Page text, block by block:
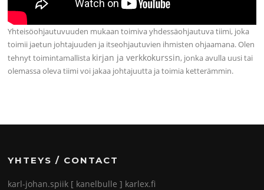
Yhteisöohjautuvuuden mukaan toimiva yhdessäohjautuva tiimi, joka
toimii jaetun johtajuuden ja itseohjautuvien ihmisten ohjaamana. Olen
tehnyt toimintamallista kirjan ja verkkokurssin, jonka avulla uusi tai
olemassa oleva tiimi voi jakaa johtajuutta ja toimia ketterämmin.
YHTEYS / CONTACT
karl-johan.spiik [ kanelbulle ] karlex.fi